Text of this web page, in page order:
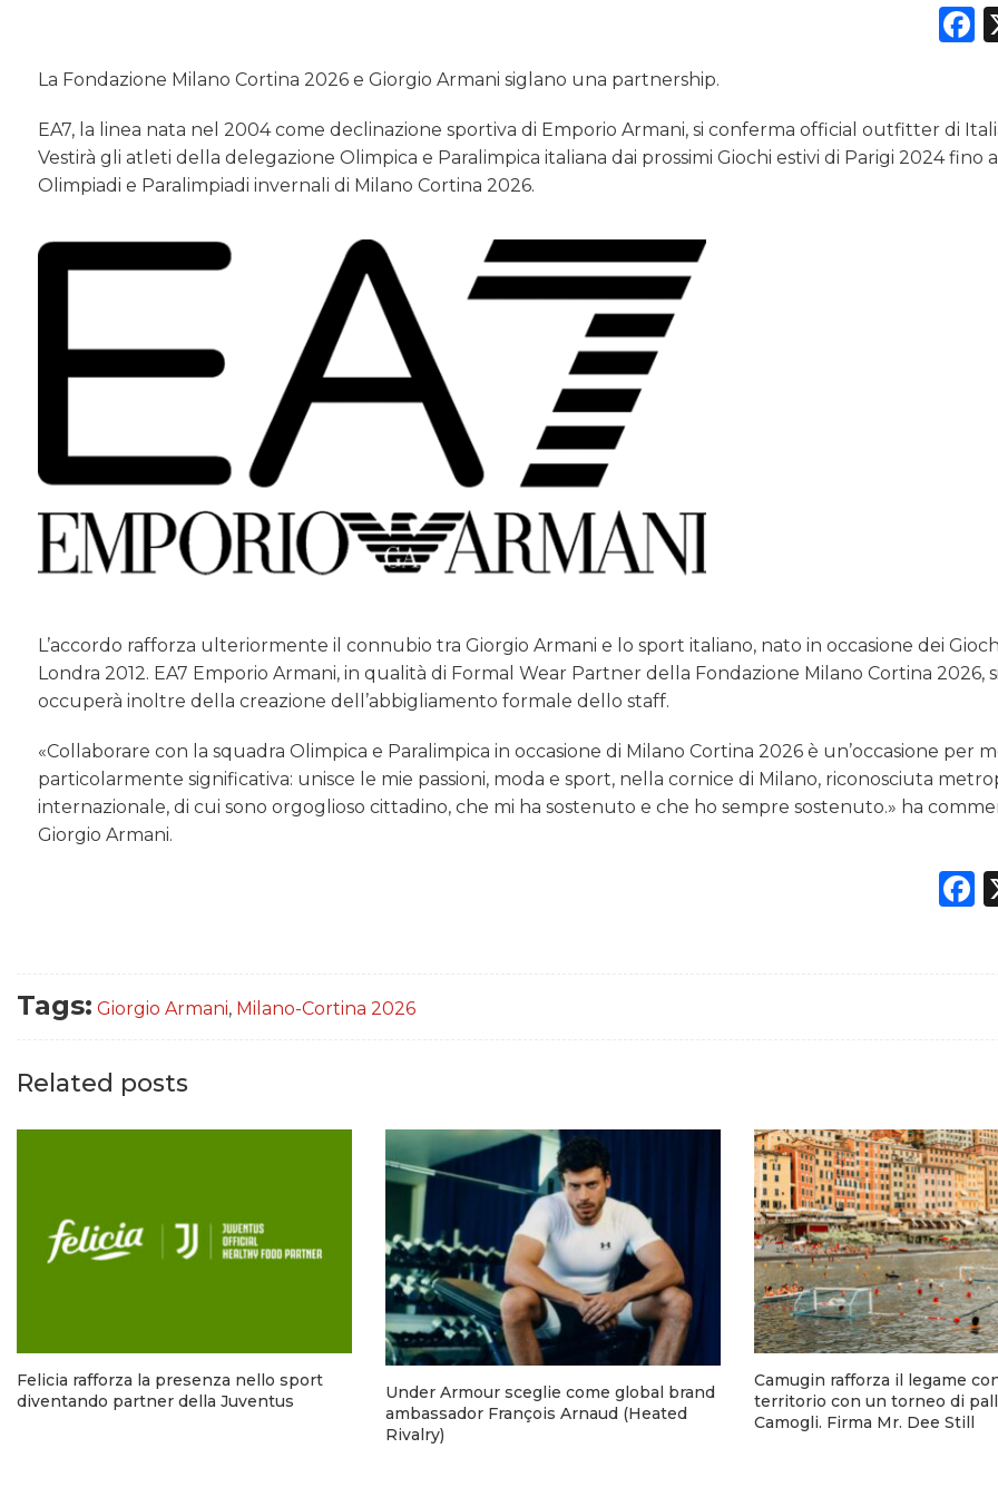
RICERCHE
NORMATIVE
TREND
CASE HISTORY
OPINIONI
La Fondazione Milano Cortina 2026 e Giorgio Armani siglano una partnership.
EA7, la linea nata nel 2004 come declinazione sportiva di Emporio Armani, si conferma official outfitter di
Vestirà gli atleti della delegazione Olimpica e Paralimpica italiana dai prossimi Giochi estivi di Parigi 2024 fino
Olimpiadi e Paralimpiadi invernali di Milano Cortina 2026.
L’accordo rafforza ulteriormente il connubio tra Giorgio Armani e lo sport italiano, nato in occasione dei
Londra 2012. EA7 Emporio Armani, in qualità di Formal Wear Partner della Fondazione Milano Cortina 2026,
occuperà inoltre della creazione dell’abbigliamento formale dello staff.
«Collaborare con la squadra Olimpica e Paralimpica in occasione di Milano Cortina 2026 è un’occasione per
particolarmente significativa: unisce le mie passioni, moda e sport, nella cornice di Milano, riconosciuta
internazionale, di cui sono orgoglioso cittadino, che mi ha sostenuto e che ho sempre sostenuto.» ha
Giorgio Armani.
Tags: Giorgio Armani, Milano-Cortina 2026
Related posts
Felicia rafforza la presenza nello sport
diventando partner della Juventus
Under Armour sceglie come global brand
ambassador François Arnaud (Heated
Rivalry)
Camugin rafforza il legame
territorio con un torneo di
Camogli. Firma Mr. Dee Still